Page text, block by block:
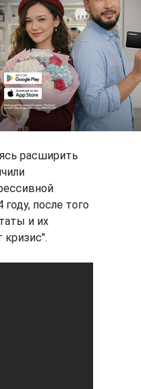
расширить
после того
и их